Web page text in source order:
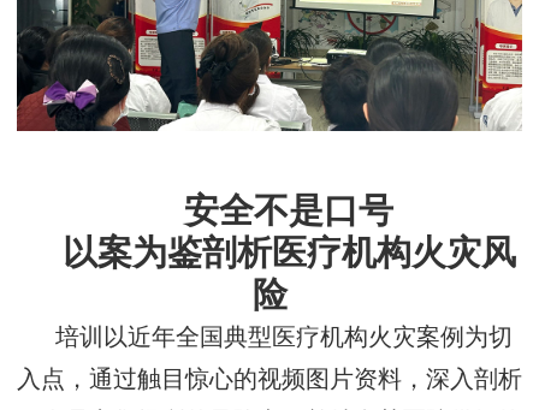
安全不是口号
以案为鉴剖析医疗机构火灾风
险
培训以近年全国典型医疗机构火灾案例为切
入点，通过触目惊心的视频图片资料，深入剖析